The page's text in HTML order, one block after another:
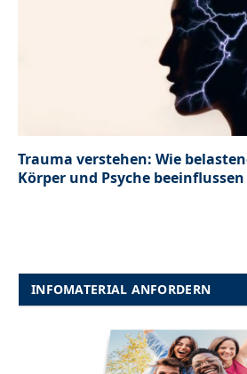
Trauma verstehen: Wie
Körper und Psyche beeinflussen
INFOMATERIAL ANFORDERN